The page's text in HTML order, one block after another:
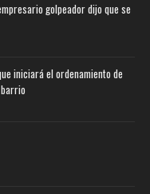
golpeador dijo que se
iniciará el ordenamiento de